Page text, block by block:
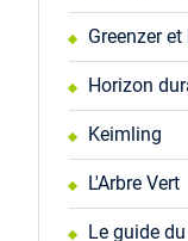
Greenzer
Horizon
Keimling
L'Arbre Vert
Le guide